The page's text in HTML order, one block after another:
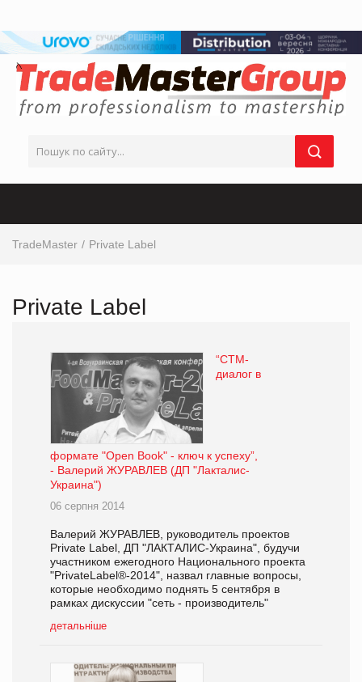
TradeMaster Private Label
Private Label
“СТМ-
диалог в
формате "Open Book" - ключ к успеху”,
- Валерий ЖУРАВЛЕВ (ДП "Лакталис-
Украина")
06 серпня 2014
Валерий ЖУРАВЛЕВ, руководитель проектов
Private Label, ДП "ЛАКТАЛИС-Украина", будучи
участником ежегодного Национального проекта
"PrivateLabel®-2014", назвал главные вопросы,
которые необходимо поднять 5 сентября в
рамках дискуссии "сеть - производитель"
детальніше